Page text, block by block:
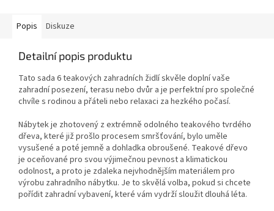
Popis Diskuze
Detailní popis produktu
Tato sada 6 teakových zahradních židlí skvěle doplní vaše
zahradní posezení, terasu nebo dvůr a je perfektní pro společné
chvíle s rodinou a přáteli nebo relaxaci za hezkého počasí.
Nábytek je zhotovený z extrémně odolného teakového tvrdého
dřeva, které již prošlo procesem smršťování, bylo uměle
vysušené a poté jemně a dohladka obroušené. Teakové dřevo
je oceňované pro svou výjimečnou pevnost a klimatickou
odolnost, a proto je zdaleka nejvhodnějším materiálem pro
výrobu zahradního nábytku. Je to skvělá volba, pokud si chcete
pořídit zahradní vybavení, které vám vydrží sloužit dlouhá léta.